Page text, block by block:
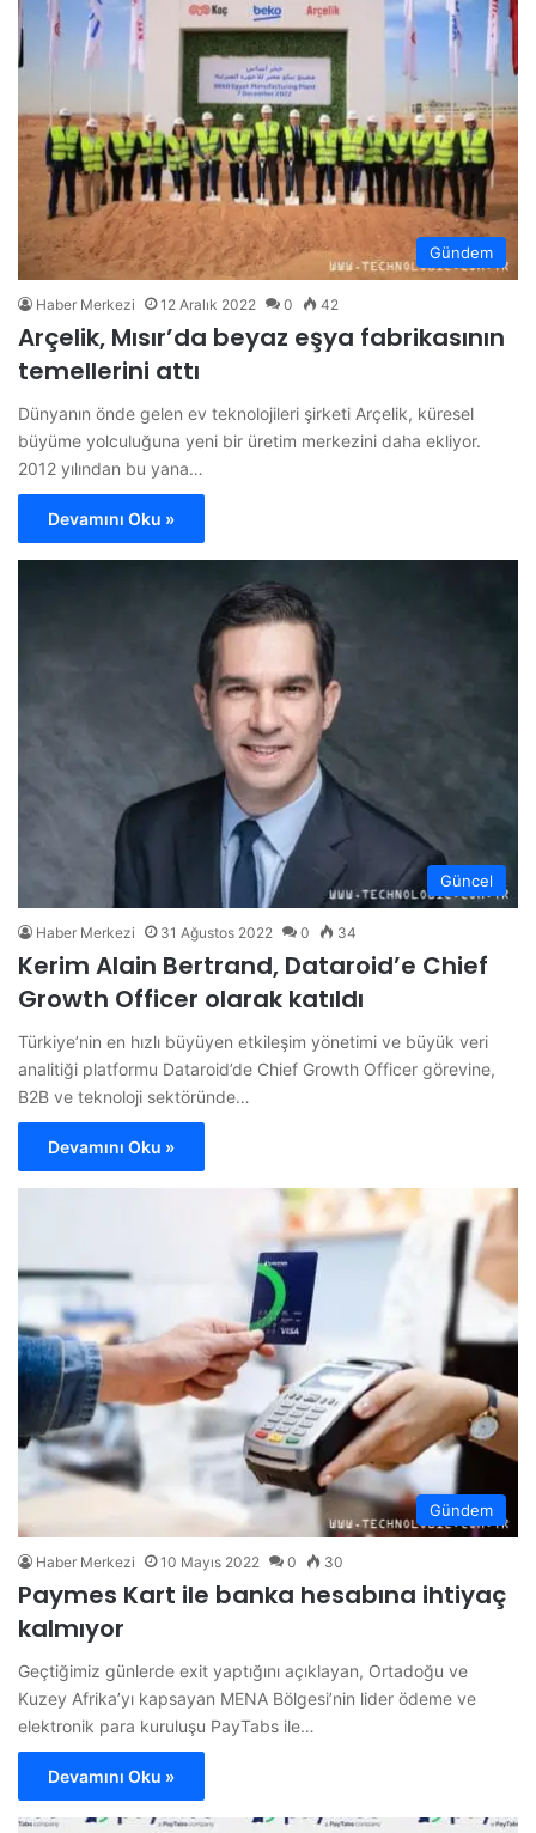
Gündem
Haber Merkezi 12 Aralık 2022 0 42
Arçelik, Mısır’da beyaz eşya fabrikasının
temellerini attı
Dünyanın önde gelen ev teknolojileri şirketi Arçelik, küresel
büyüme yolculuğuna yeni bir üretim merkezini daha ekliyor.
2012 yılından bu yana…
Devamını Oku »
Güncel
Haber Merkezi 31 Ağustos 2022 0 34
Kerim Alain Bertrand, Dataroid’e Chief
Growth Officer olarak katıldı
Türkiye’nin en hızlı büyüyen etkileşim yönetimi ve büyük veri
analitiği platformu Dataroid’de Chief Growth Officer görevine,
B2B ve teknoloji sektöründe…
Devamını Oku »
Gündem
Haber Merkezi 10 Mayıs 2022 0 30
Paymes Kart ile banka hesabına ihtiyaç
kalmıyor
Geçtiğimiz günlerde exit yaptığını açıklayan, Ortadoğu ve
Kuzey Afrika’yı kapsayan MENA Bölgesi’nin lider ödeme ve
elektronik para kuruluşu PayTabs ile…
Devamını Oku »